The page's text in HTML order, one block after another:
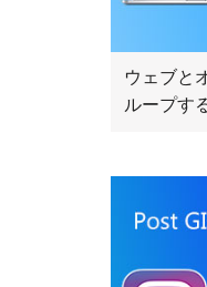
ウェブと
ループす